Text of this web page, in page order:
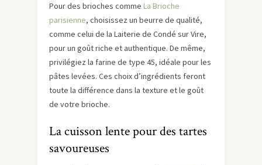
Pour des brioches comme La Brioche
parisienne, choisissez un beurre de qualité,
comme celui de la Laiterie de Condé sur Vire,
pour un goût riche et authentique. De même,
privilégiez la farine de type 45, idéale pour les
pâtes levées. Ces choix d’ingrédients feront
toute la différence dans la texture et le goût
de votre brioche.
La cuisson lente pour des tartes
savoureuses